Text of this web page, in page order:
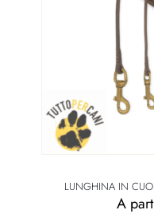
LUNGHINA IN
A